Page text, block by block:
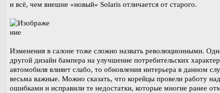
и всё, чем внешне «новый» Solaris отличается от старого.
Изменения в салоне тоже сложно назвать революционными.
другой дизайн бампера на улучшение потребительских
автомобиля влияет слабо, то обновления интерьера в данном
весьма важные. Можно сказать, что корейцы провели работу над
ошибками и исправили те недостатки, которые многие ранее